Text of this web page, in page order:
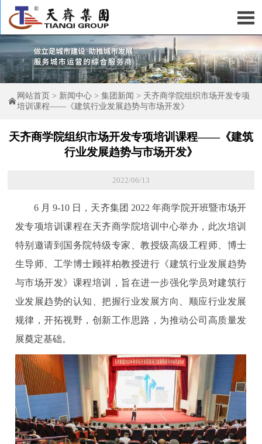


网站首页 > 新闻中心 > 集团新闻 > 天齐商学院组织市场开发专项
培训课程——《建筑行业发展趋势与市场开发》
天齐商学院组织市场开发专项培训课程——《建筑
行业发展趋势与市场开发》
2022/06/13
6 月 9-10 日，天齐集团 2022 年商学院开班暨市场开
发专项培训课程在天齐商学院培训中心举办，此次培训
特别邀请到国务院特级专家、教授级高级工程师、博士
生导师、工学博士顾祥柏教授进行《建筑行业发展趋势
与市场开发》课程培训，旨在进一步强化学员对建筑行
业发展趋势的认知、把握行业发展方向、顺应行业发展
规律，开拓视野，创新工作思路，为推动公司高质量发
展奠定基础。